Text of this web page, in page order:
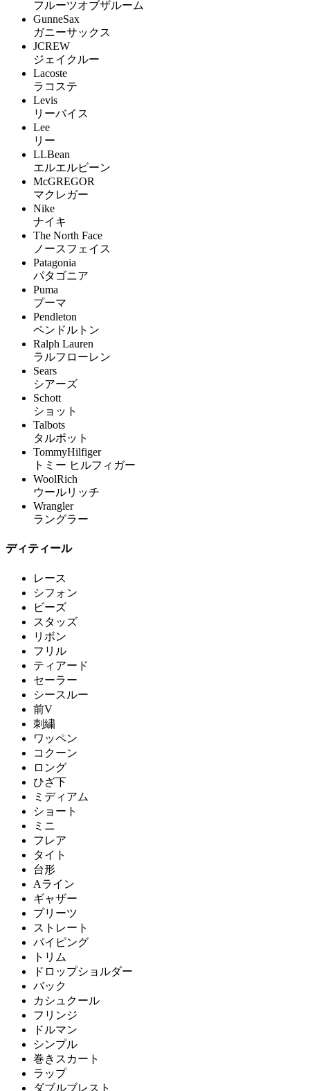
フルーツオブザルーム
GunneSax
ガニーサックス
JCREW
ジェイクルー
Lacoste
ラコステ
Levis
リーバイス
Lee
リー
LLBean
エルエルビーン
McGREGOR
マクレガー
Nike
ナイキ
The North Face
ノースフェイス
Patagonia
パタゴニア
Puma
プーマ
Pendleton
ペンドルトン
Ralph Lauren
ラルフローレン
Sears
シアーズ
Schott
ショット
Talbots
タルボット
TommyHilfiger
トミー ヒルフィガー
WoolRich
ウールリッチ
Wrangler
ラングラー
ディティール
レース
シフォン
ビーズ
スタッズ
リボン
フリル
ティアード
セーラー
シースルー
前V
刺繍
ワッペン
コクーン
ロング
ひざ下
ミディアム
ショート
ミニ
フレア
タイト
台形
Aライン
ギャザー
プリーツ
ストレート
パイピング
トリム
ドロップショルダー
バック
カシュクール
フリンジ
ドルマン
シンプル
巻きスカート
ラップ
ダブルブレスト